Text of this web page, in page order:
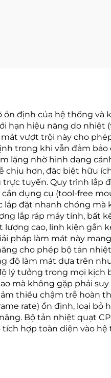
định của hệ thống và
hạn hiệu năng do nhiệt
vượt trội này cho
trong khi vẫn đảm bảo
lặng nhờ hình dạng
chịu hơn, đặc biệt hữu
tuyến. Quy trình lắp
dụng cụ (tool-free
đặt nhanh chóng mà
lắp ráp máy tính, bất
cao, linh kiện gắn
pháp làm mát này
cho phép bộ tản
độ làm mát dựa trên
lý tưởng trong mọi kịch
mà không gặp phải
thiểu chậm trễ hoàn
rate) ổn định, loại bỏ
Bộ tản nhiệt quạt
hợp toàn diện vào